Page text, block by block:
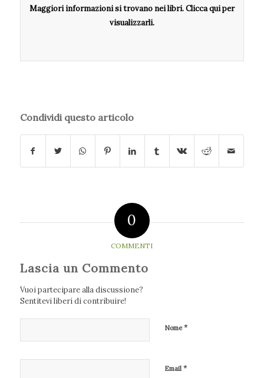
Maggiori informazioni si trovano nei libri. Clicca qui per
visualizzarli.
Condividi questo articolo
0
COMMENTI
Lascia un Commento
Vuoi partecipare alla discussione?
Sentitevi liberi di contribuire!
Nome*
Email *